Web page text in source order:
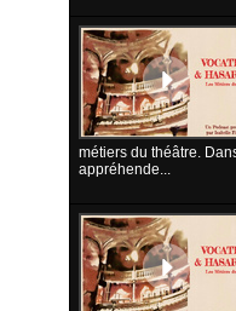
métiers du théâtre.
appréhende...